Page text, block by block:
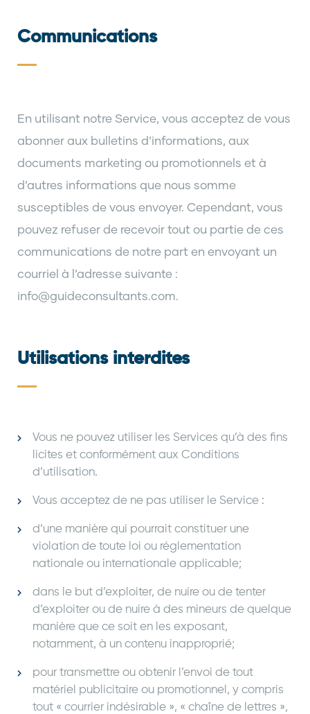
Communications
En utilisant notre Service, vous acceptez de vous
abonner aux bulletins d’informations, aux
documents marketing ou promotionnels et à
d’autres informations que nous somme
susceptibles de vous envoyer. Cependant, vous
pouvez refuser de recevoir tout ou partie de ces
communications de notre part en envoyant un
courriel à l’adresse suivante :
info@guideconsultants.com.
Utilisations interdites
Vous ne pouvez utiliser les Services qu’à des fins
licites et conformément aux Conditions
d’utilisation.
Vous acceptez de ne pas utiliser le Service :
d’une manière qui pourrait constituer une
violation de toute loi ou réglementation
nationale ou internationale applicable;
dans le but d’exploiter, de nuire ou de tenter
d’exploiter ou de nuire à des mineurs de quelque
manière que ce soit en les exposant,
notamment, à un contenu inapproprié;
pour transmettre ou obtenir l’envoi de tout
matériel publicitaire ou promotionnel, y compris
tout « courrier indésirable », « chaîne de lettres »,